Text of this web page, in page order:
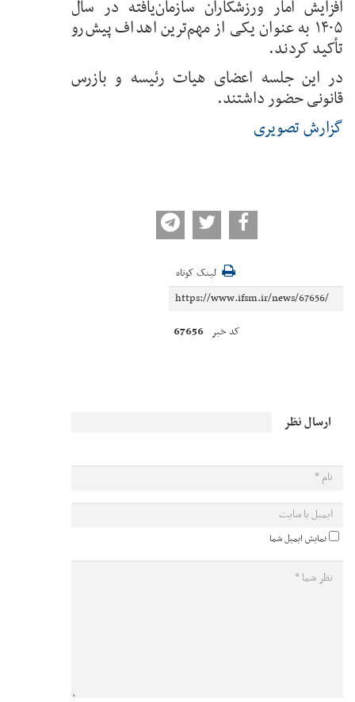
افزایش آمار ورزشکاران سازمان‌یافته در سال
۱۴۰۵ به عنوان یکی از مهم‌ترین اهداف پیش‌رو
تأکید کردند.
در این جلسه اعضای هیات رئیسه و بازرس
قانونی حضور داشتند.
گزارش تصویری
لینک کوتاه
کد خبر 67656
ارسال نظر
نمایش ایمیل شما